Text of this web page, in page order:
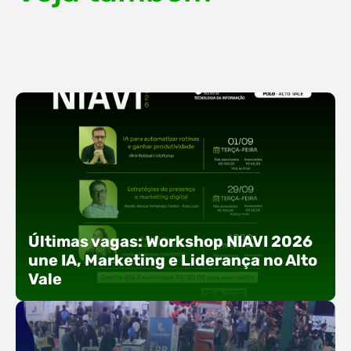
Últimas vagas: Workshop NIAVI 2026
une IA, Marketing e Liderança no Alto
Vale